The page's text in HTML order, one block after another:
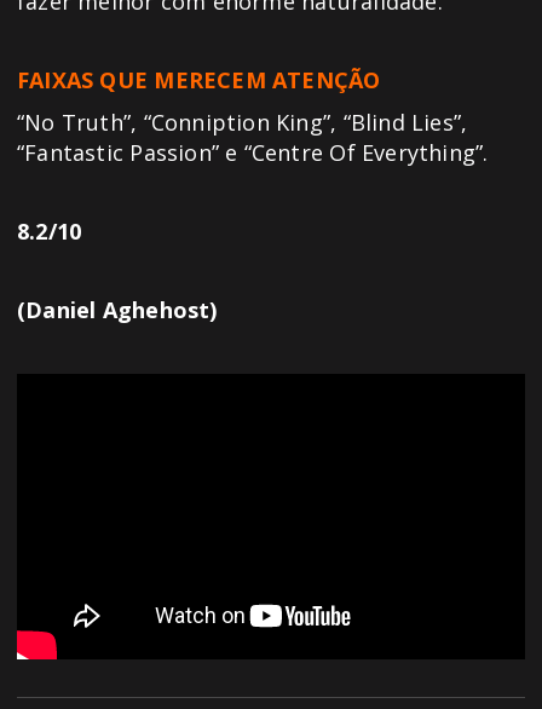
FAIXAS QUE MERECEM ATENÇÃO
“No Truth”, “Conniption King”, “Blind Lies”,
“Fantastic Passion” e “Centre Of Everything”.
8.2/10
(Daniel Aghehost)